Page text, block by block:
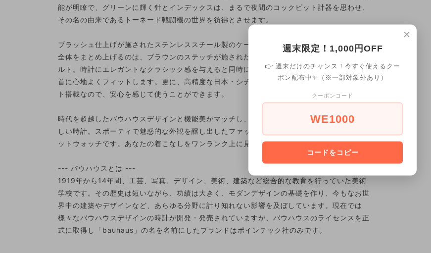
能が明瞭で、グリーンに輝く針とインデックスは、まるで夜間のコックピット計器を思わせ、
その名の由来であるトーネード戦闘機の世界を彷彿とさせます。
ブラッシュ仕上げが施されたステンレススチール製のケースは、洗練された印象を与えます。
全体をまとめ上げるのは、ブラウンのステッチが施された”TORNADO ”の刻印入りのレザーベ
ルト。時計にエレガントなクラシック感を与えると同時に、スタイリッシュさを際立たせ、手
首に心地よくフィットします。更に、高精度な日本・シチズンミヨタ社製クォーツムーブメン
ト搭載なので、安心を感じて使うことができます。
時代を超越したバウハウスデザインと機能美がマッチし、あらゆるシーンで活躍する人気の美
しい時計。スポーティで魅惑的な外観を醸し出したファッショナブルな男性用アナログパイロ
ットウォッチです。あなたの着こなしをワンランク上に見せてくれることでしょう。
--- バウハウスとは ---
1919年から14年間、工芸、写真、デザイン、美術、建築など総合的な教育を行っていた美術
学校です。その歴史は短いながら、功績は大きく、モダンデザインの基礎を作り、今もなお世
界中の建築やデザインなど、あらゆる分野に計り知れない影響を及ぼしています。現在では
様々なバウハウスデザインの時計が開発・発売されていますが、バウハウスのライセンスを正
式に取得し「bauhaus」の名を名前にしたブランドはポインテック社のみです。
×
週末限定！1,000円OFF
👉 週末だけのチャンス！今すぐ使えるクー
ポン配布中✨（※一部対象外あり）
クーポンコード
WE1000
コードをコピー